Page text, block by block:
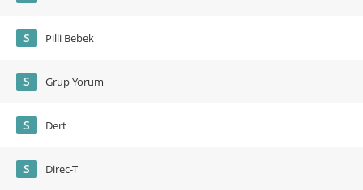
S Pilli Bebek
S Grup Yorum
S Dert
S Direc-T